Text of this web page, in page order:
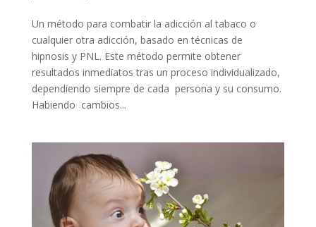
Un método para combatir la adicción al tabaco o
cualquier otra adicción, basado en técnicas de
hipnosis y PNL. Este método permite obtener
resultados inmediatos tras un proceso individualizado,
dependiendo siempre de cada persona y su consumo.
Habiendo cambios...